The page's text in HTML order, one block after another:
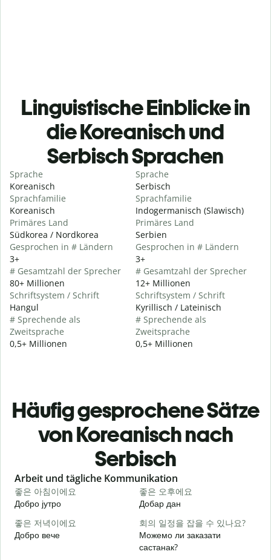
Linguistische Einblicke in
die Koreanisch und
Serbisch Sprachen
Sprache
Koreanisch
Sprachfamilie
Koreanisch
Primäres Land
Südkorea / Nordkorea
Gesprochen in # Ländern
3+
# Gesamtzahl der Sprecher
80+ Millionen
Schriftsystem / Schrift
Hangul
# Sprechende als
Zweitsprache
0,5+ Millionen
Sprache
Serbisch
Sprachfamilie
Indogermanisch (Slawisch)
Primäres Land
Serbien
Gesprochen in # Ländern
3+
# Gesamtzahl der Sprecher
12+ Millionen
Schriftsystem / Schrift
Kyrillisch / Lateinisch
# Sprechende als
Zweitsprache
0,5+ Millionen
Häufig gesprochene Sätze
von Koreanisch nach
Serbisch
Slide 1 of 6
Arbeit und tägliche Kommunikation
좋은 아침이에요
Добро јутро
좋은 오후에요
Добар дан
좋은 저녁이에요
Добро вече
회의 일정을 잡을 수 있나요?
Можемо ли заказати
састанак?